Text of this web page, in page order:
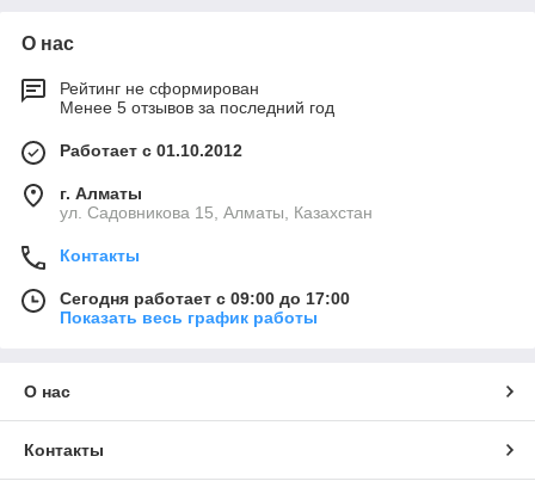
О нас
Рейтинг не сформирован
Менее 5 отзывов за последний год
Работает с 01.10.2012
г. Алматы
ул. Садовникова 15, Алматы, Казахстан
Контакты
Сегодня работает с 09:00 до 17:00
Показать весь график работы
О нас
Контакты